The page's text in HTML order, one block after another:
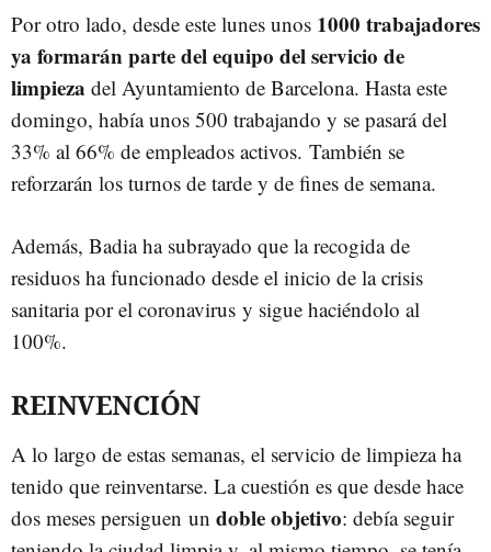
Por otro lado, desde este lunes unos 1000 trabajadores
ya formarán parte del equipo del servicio de
limpieza del Ayuntamiento de Barcelona. Hasta este
domingo, había unos 500 trabajando y se pasará del
33% al 66% de empleados activos. También se
reforzarán los turnos de tarde y de fines de semana.
Además, Badia ha subrayado que la recogida de
residuos ha funcionado desde el inicio de la crisis
sanitaria por el coronavirus y sigue haciéndolo al
100%.
REINVENCIÓN
A lo largo de estas semanas, el servicio de limpieza ha
tenido que reinventarse. La cuestión es que desde hace
dos meses persiguen un doble objetivo: debía seguir